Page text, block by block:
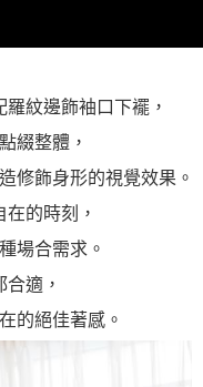
紋邊飾袖口下襬，
綴整體，
修飾身形的視覺效果。
的時刻，
場合需求。
適，
的絕佳著感。